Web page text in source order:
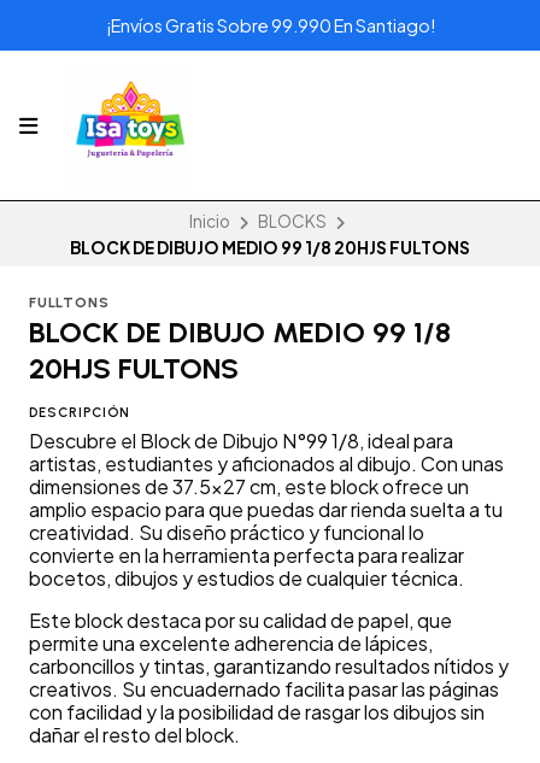
¡Envíos Gratis Sobre 99.990 En Santiago!
Inicio
BLOCKS
BLOCK DE DIBUJO MEDIO 99 1/8 20HJS FULTONS
FULLTONS
BLOCK DE DIBUJO MEDIO 99 1/8
20HJS FULTONS
DESCRIPCIÓN
Descubre el Block de Dibujo N°99 1/8, ideal para
artistas, estudiantes y aficionados al dibujo. Con unas
dimensiones de 37.5x27 cm, este block ofrece un
amplio espacio para que puedas dar rienda suelta a tu
creatividad. Su diseño práctico y funcional lo
convierte en la herramienta perfecta para realizar
bocetos, dibujos y estudios de cualquier técnica.
Este block destaca por su calidad de papel, que
permite una excelente adherencia de lápices,
carboncillos y tintas, garantizando resultados nítidos y
creativos. Su encuadernado facilita pasar las páginas
con facilidad y la posibilidad de rasgar los dibujos sin
dañar el resto del block.